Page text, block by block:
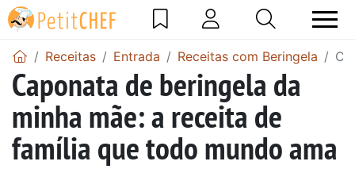
Receitas Entrada Receitas com Beringela
Caponata de beringela da
minha mãe: a receita de
família que todo mundo ama